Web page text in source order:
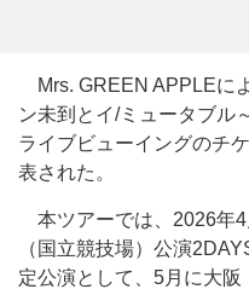
Mrs. GREEN APPLEに
ン未到とイ/ミュータブル
ライブビューイングのチ
表された。
本ツアーでは、2026年4
（国立競技場）公演
定公演として、5月に大